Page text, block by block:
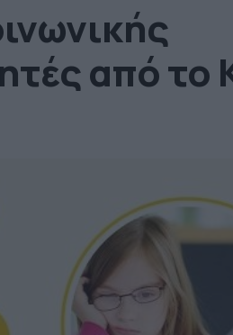
από το